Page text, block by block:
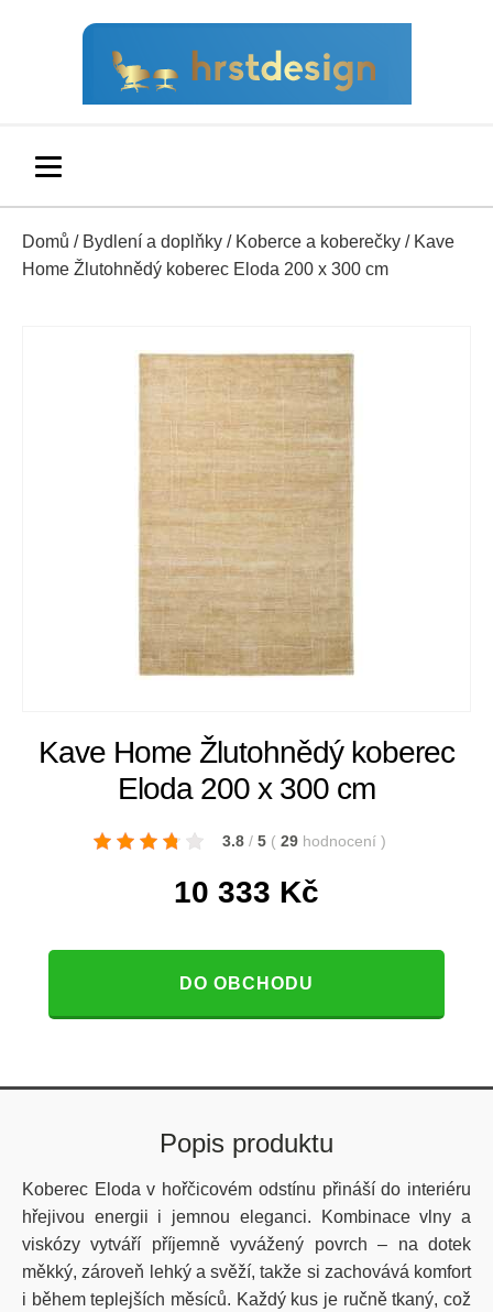
Domů / Bydlení a doplňky / Koberce a koberečky / Kave
Home Žlutohnědý koberec Eloda 200 x 300 cm
Kave Home Žlutohnědý koberec
Eloda 200 x 300 cm
3.8 / 5 ( 29 hodnocení )
10 333 Kč
DO OBCHODU
Popis produktu
Koberec Eloda v hořčicovém odstínu přináší do interiéru
hřejivou energii i jemnou eleganci. Kombinace vlny a
viskózy vytváří příjemně vyvážený povrch – na dotek
měkký, zároveň lehký a svěží, takže si zachovává komfort
i během teplejších měsíců. Každý kus je ručně tkaný, což